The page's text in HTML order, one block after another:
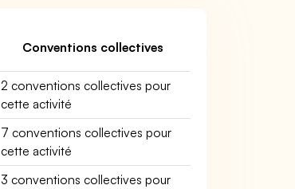
Conventions collectives
2 conventions collectives pour
cette activité
7 conventions collectives pour
cette activité
3 conventions collectives pour